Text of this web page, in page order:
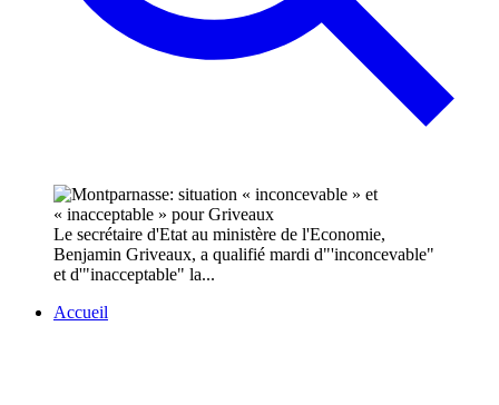
Le secrétaire d'Etat au ministère de l'Economie,
Benjamin Griveaux, a qualifié mardi d"'inconcevable"
et d'"inacceptable" la...
Accueil